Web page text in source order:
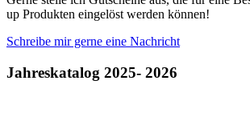
up Produkten eingelöst werden können!
Schreibe mir gerne eine Nachricht
Jahreskatalog 2025- 2026